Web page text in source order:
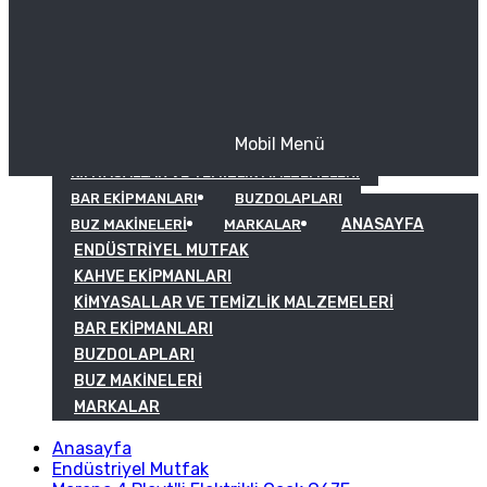
KIMYASALLAR VE TEMIZLIK MALZEMELERI
BAR EKIPMANLARI
BUZDOLAPLARI
BUZ MAKINELERI
MARKALAR
Mobil Menü
ANASAYFA
ENDÜSTRIYEL MUTFAK
KAHVE EKIPMANLARI
KIMYASALLAR VE TEMIZLIK MALZEMELERI
BAR EKIPMANLARI
BUZDOLAPLARI
BUZ MAKINELERI
MARKALAR
Anasayfa
Endüstriyel Mutfak